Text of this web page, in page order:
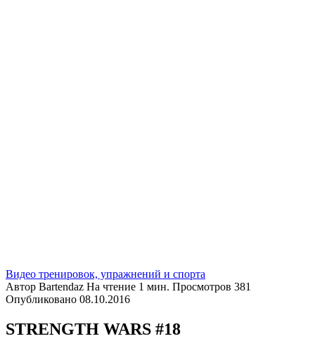
Видео тренировок, упражнений и спорта
Автор Bartendaz На чтение 1 мин. Просмотров 381
Опубликовано 08.10.2016
STRENGTH WARS #18